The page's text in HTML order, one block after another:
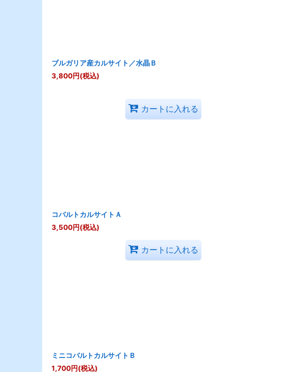
ブルガリア産カルサイト／水晶Ｂ
3,800円(税込)
カートに入れる
コバルトカルサイトＡ
3,500円(税込)
カートに入れる
ミニコバルトカルサイトＢ
1,700円(税込)